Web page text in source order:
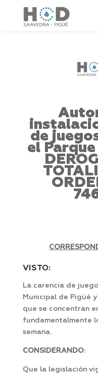
de
el Parque
VISTO:
La carencia de
Municipal de Pigüé
que se concentran
fundamentalmente
semana.
CONSIDERANDO:
Que la legislación